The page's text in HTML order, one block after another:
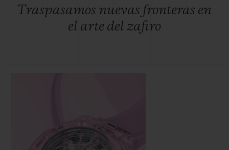
Traspasamos nuevas fronteras en
el arte del zafiro